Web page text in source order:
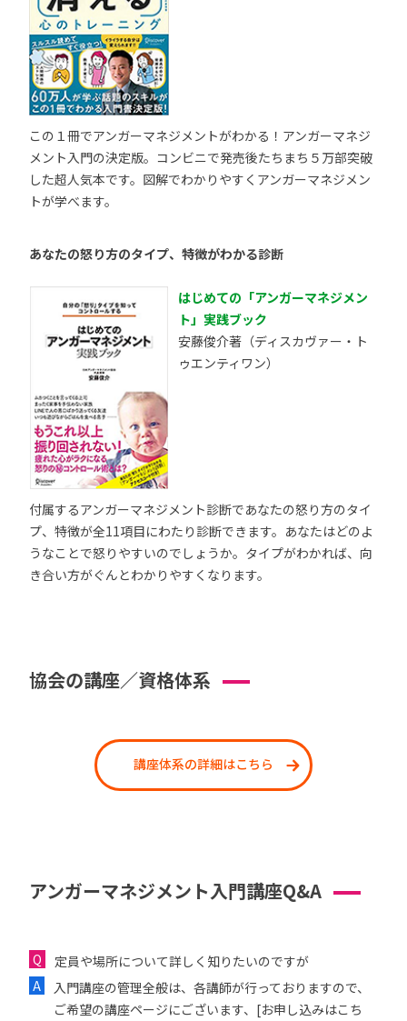
この１冊でアンガーマネジメントがわかる！アンガーマネジ
メント入門の決定版。コンビニで発売後たちまち５万部突破
した超人気本です。図解でわかりやすくアンガーマネジメン
トが学べます。
あなたの怒り方のタイプ、特徴がわかる診断
はじめての「アンガーマネジメン
ト」実践ブック
安藤俊介著（ディスカヴァー・ト
ゥエンティワン）
付属するアンガーマネジメント診断であなたの怒り方のタイ
プ、特徴が全11項目にわたり診断できます。あなたはどのよ
うなことで怒りやすいのでしょうか。タイプがわかれば、向
き合い方がぐんとわかりやすくなります。
協会の講座／資格体系
講座体系の詳細はこちら
アンガーマネジメント入門講座Q&A
定員や場所について詳しく知りたいのですが
入門講座の管理全般は、各講師が行っておりますので、
ご希望の講座ページにございます、[お申し込みはこち